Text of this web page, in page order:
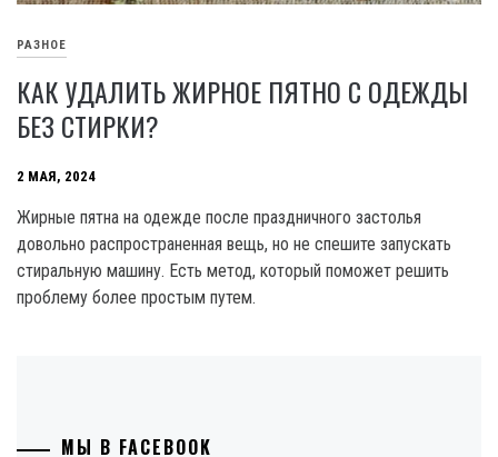
РАЗНОЕ
КАК УДАЛИТЬ ЖИРНОЕ ПЯТНО С ОДЕЖДЫ
БЕЗ СТИРКИ?
2 МАЯ, 2024
Жирные пятна на одежде после праздничного застолья
довольно распространенная вещь, но не спешите запускать
стиральную машину. Есть метод, который поможет решить
проблему более простым путем.
МЫ В FACEBOOK